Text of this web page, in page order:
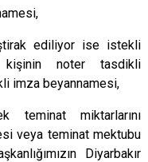
ediliyor ise istekli
kişinin noter tasdikli
imza beyannamesi,
miktarlarını
veya teminat mektubu
Diyarbakır